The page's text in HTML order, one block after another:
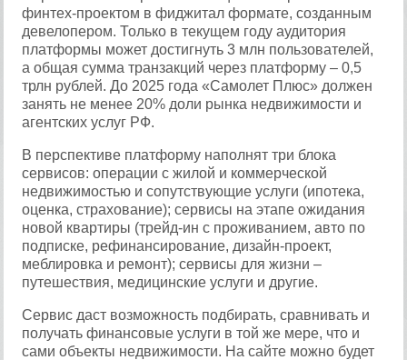
финтех-проектом в фиджитал формате, созданным
девелопером. Только в текущем году аудитория
платформы может достигнуть 3 млн пользователей,
а общая сумма транзакций через платформу – 0,5
трлн рублей. До 2025 года «Самолет Плюс» должен
занять не менее 20% доли рынка недвижимости и
агентских услуг РФ.
В перспективе платформу наполнят три блока
сервисов: операции с жилой и коммерческой
недвижимостью и сопутствующие услуги (ипотека,
оценка, страхование); сервисы на этапе ожидания
новой квартиры (трейд-ин с проживанием, авто по
подписке, рефинансирование, дизайн-проект,
меблировка и ремонт); сервисы для жизни –
путешествия, медицинские услуги и другие.
Сервис даст возможность подбирать, сравнивать и
получать финансовые услуги в той же мере, что и
сами объекты недвижимости. На сайте можно будет